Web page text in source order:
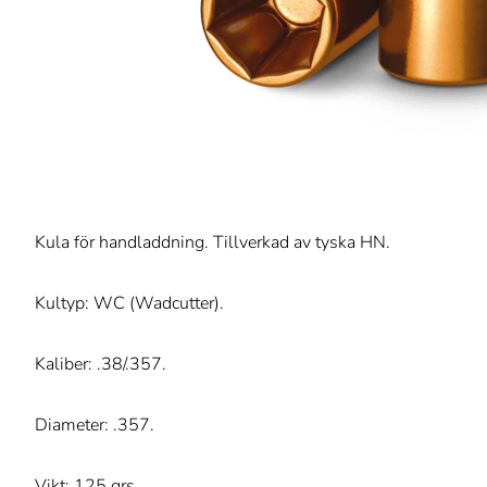
Kula för handladdning. Tillverkad av tyska HN.
Kultyp: WC (Wadcutter).
Kaliber: .38/.357.
Diameter: .357.